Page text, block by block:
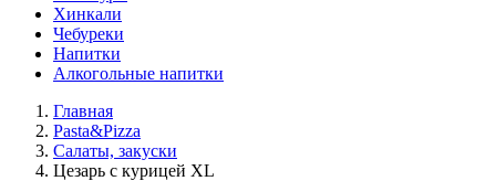
Хинкали
Чебуреки
Напитки
Алкогольные напитки
Главная
Pasta&Pizza
Салаты, закуски
Цезарь с курицей XL